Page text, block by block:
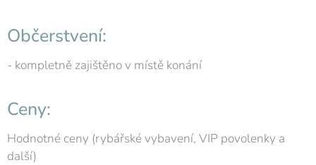
Občerstvení:
- kompletně zajištěno v místě konání
Ceny:
Hodnotné ceny (rybářské vybavení, VIP povolenky a
další)